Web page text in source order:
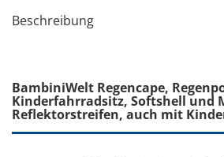
Beschreibung
BambiniWelt Regencape,
Kinderfahrradsitz, Softshell und
Reflektorstreifen, auch mit